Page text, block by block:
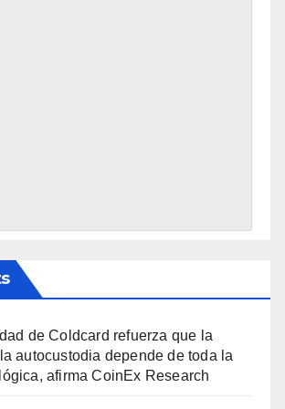
de Coldcard refuerza que la
autocustodia depende de toda la
afirma CoinEx Research